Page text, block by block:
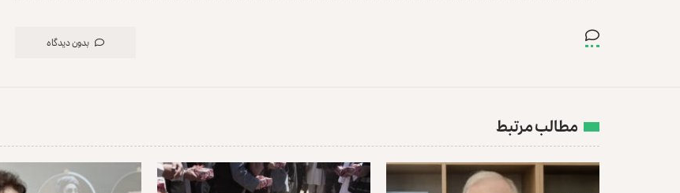
بدون دیدگاه
مطالب مرتبط